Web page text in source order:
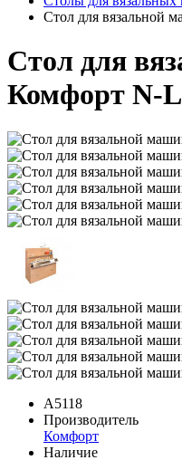
Стол для вязальной
Стол для
Комфорт N-
A5118
Производитель
Комфорт
Наличие